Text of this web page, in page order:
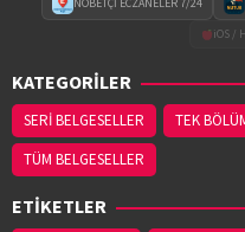
iOS /
KATEGORİLER
SERİ BELGESELLER
TEK
TÜM BELGESELLER
ETİKETLER